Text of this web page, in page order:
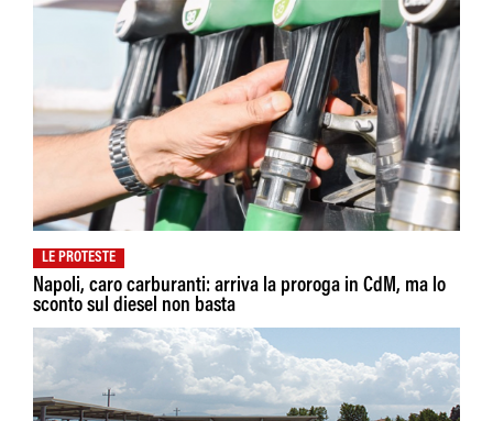
LE PROTESTE
Napoli, caro carburanti: arriva la proroga in CdM, ma lo
sconto sul diesel non basta